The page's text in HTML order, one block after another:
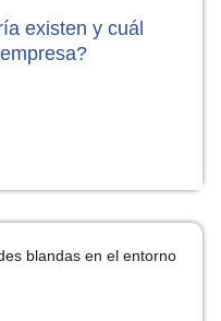
existen y cuál